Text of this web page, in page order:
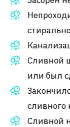
Сливной
или был
сливного
Сливной